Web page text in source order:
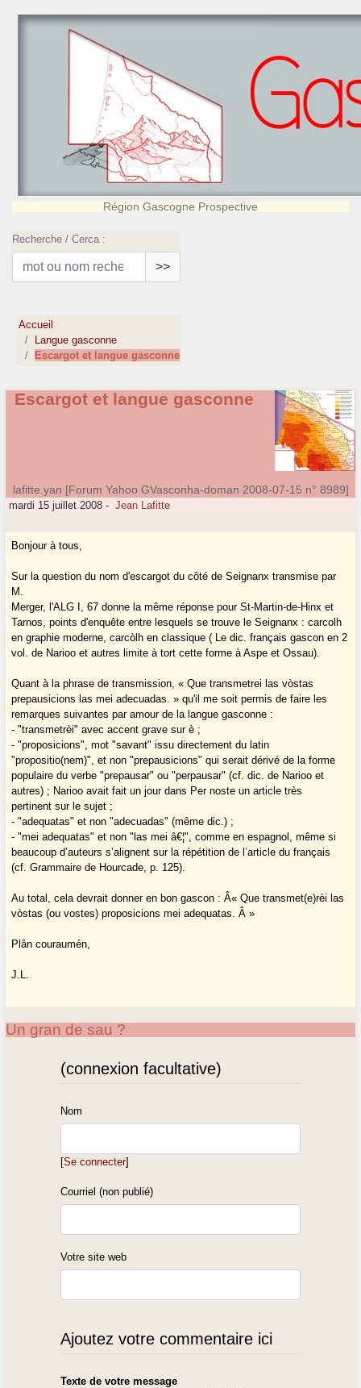
Région Gascogne Prospective
Recherche / Cerca :
>>
Accueil
Langue gasconne
Escargot et langue gasconne
Escargot et langue gasconne
lafitte.yan [Forum Yahoo GVasconha-doman 2008-07-15 n° 8989]
mardi 15 juillet 2008 - Jean Lafitte
Bonjour à tous,
Sur la question du nom d'escargot du côté de Seignanx transmise par
M.
Merger, l'ALG I, 67 donne la même réponse pour St-Martin-de-Hinx et
Tarnos, points d'enquête entre lesquels se trouve le Seignanx : carcolh
en graphie moderne, carcòlh en classique ( Le dic. français gascon en 2
vol. de Narioo et autres limite à tort cette forme à Aspe et Ossau).
Quant à la phrase de transmission, « Que transmetrei las vòstas
prepausicions las mei adecuadas. » qu'il me soit permis de faire les
remarques suivantes par amour de la langue gasconne :
- "transmetrèi" avec accent grave sur è ;
- "proposicions", mot "savant" issu directement du latin
"propositio(nem)", et non "prepausicions" qui serait dérivé de la forme
populaire du verbe "prepausar" ou "perpausar" (cf. dic. de Narioo et
autres) ; Narioo avait fait un jour dans Per noste un article très
pertinent sur le sujet ;
- "adequatas" et non "adecuadas" (même dic.) ;
- "mei adequatas" et non "las mei â€¦", comme en espagnol, même si
beaucoup d’auteurs s’alignent sur la répétition de l’article du français
(cf. Grammaire de Hourcade, p. 125).
Au total, cela devrait donner en bon gascon : Â« Que transmet(e)rèi las
vòstas (ou vostes) proposicions mei adequatas. Â »
Plân couraumén,
J.L.
Un gran de sau ?
(connexion facultative)
Nom
[Se connecter]
Courriel (non publié)
Votre site web
Ajoutez votre commentaire ici
Texte de votre message